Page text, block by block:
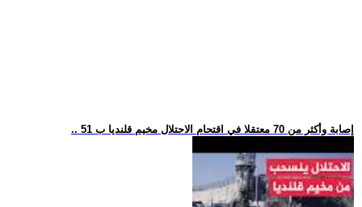
.. 51 إصابة وأكثر من 70 معتقلا في اقتحام الاحتلال مخيم قلنديا ب